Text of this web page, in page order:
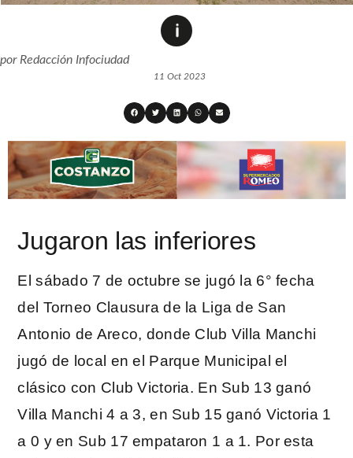
porRedacción Infociudad
11 Oct 2023
Jugaron las inferiores
El sábado 7 de octubre se jugó la 6° fecha
del Torneo Clausura de la Liga de San
Antonio de Areco, donde Club Villa Manchi
jugó de local en el Parque Municipal el
clásico con Club Victoria. En Sub 13 ganó
Villa Manchi 4 a 3, en Sub 15 ganó Victoria 1
a 0 y en Sub 17 empataron 1 a 1. Por esta